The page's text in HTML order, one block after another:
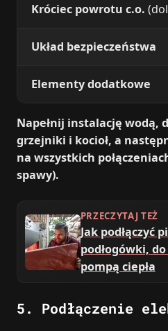
Króciec powrotu c.o.
Układ bezpieczeństwa
Elementy dodatkowe
Napełnij instalację wodą,
grzejniki i kocioł, a
na wszystkich
spawy).
PRZECZYTAJ TEŻ
Jak podłączyć
podłogówki,
pompą ciepła
5. Podłączenie